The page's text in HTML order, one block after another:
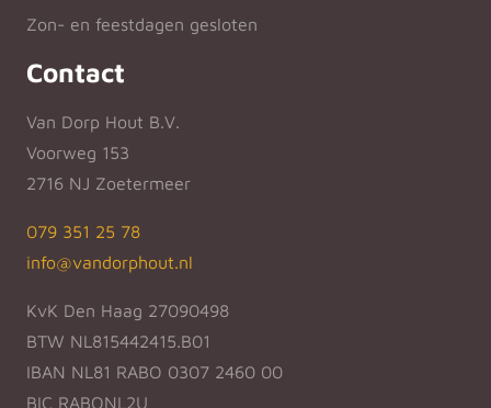
Zon- en feestdagen gesloten
Contact
Van Dorp Hout B.V.
Voorweg 153
2716 NJ Zoetermeer
079 351 25 78
info@vandorphout.nl
KvK Den Haag 27090498
BTW NL815442415.B01
IBAN NL81 RABO 0307 2460 00
BIC RABONL2U